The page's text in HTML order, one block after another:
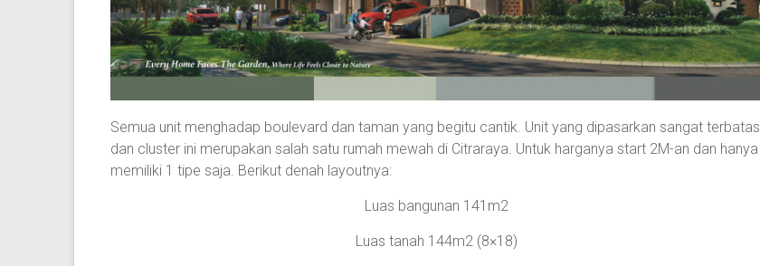
Semua unit menghadap boulevard dan taman yang begitu cantik. Unit yang dipasarkan sangat terbatas
dan cluster ini merupakan salah satu rumah mewah di Citraraya. Untuk harganya start 2M-an dan hanya
memiliki 1 tipe saja. Berikut denah layoutnya:
Luas bangunan 141m2
Luas tanah 144m2 (8×18)